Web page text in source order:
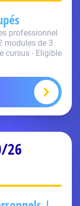
professionnel
modules de 3
cursus - Eligible
26